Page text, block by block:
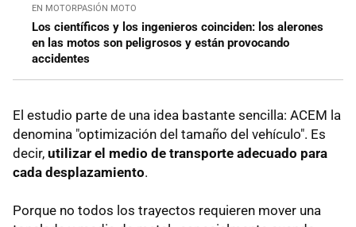
EN MOTORPASIÓN MOTO
Los científicos y los ingenieros coinciden: los alerones
en las motos son peligrosos y están provocando
accidentes
El estudio parte de una idea bastante sencilla: ACEM la
denomina "optimización del tamaño del vehículo". Es
decir, utilizar el medio de transporte adecuado para
cada desplazamiento.
Porque no todos los trayectos requieren mover una